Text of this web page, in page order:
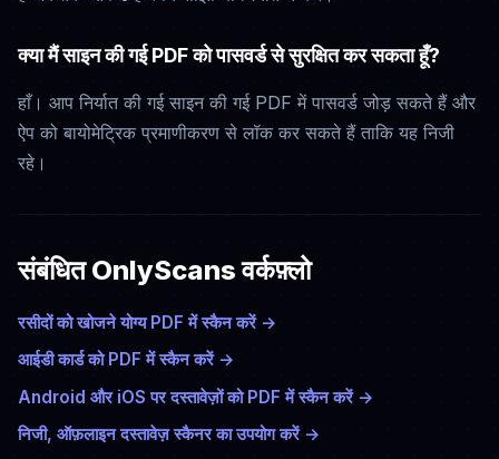
क्या मैं साइन की गई PDF को पासवर्ड से सुरक्षित कर सकता हूँ?
हाँ। आप निर्यात की गई साइन की गई PDF में पासवर्ड जोड़ सकते हैं और
ऐप को बायोमेट्रिक प्रमाणीकरण से लॉक कर सकते हैं ताकि यह निजी
रहे।
संबंधित OnlyScans वर्कफ़्लो
रसीदों को खोजने योग्य PDF में स्कैन करें→
आईडी कार्ड को PDF में स्कैन करें→
Android और iOS पर दस्तावेज़ों को PDF में स्कैन करें→
निजी, ऑफ़लाइन दस्तावेज़ स्कैनर का उपयोग करें→